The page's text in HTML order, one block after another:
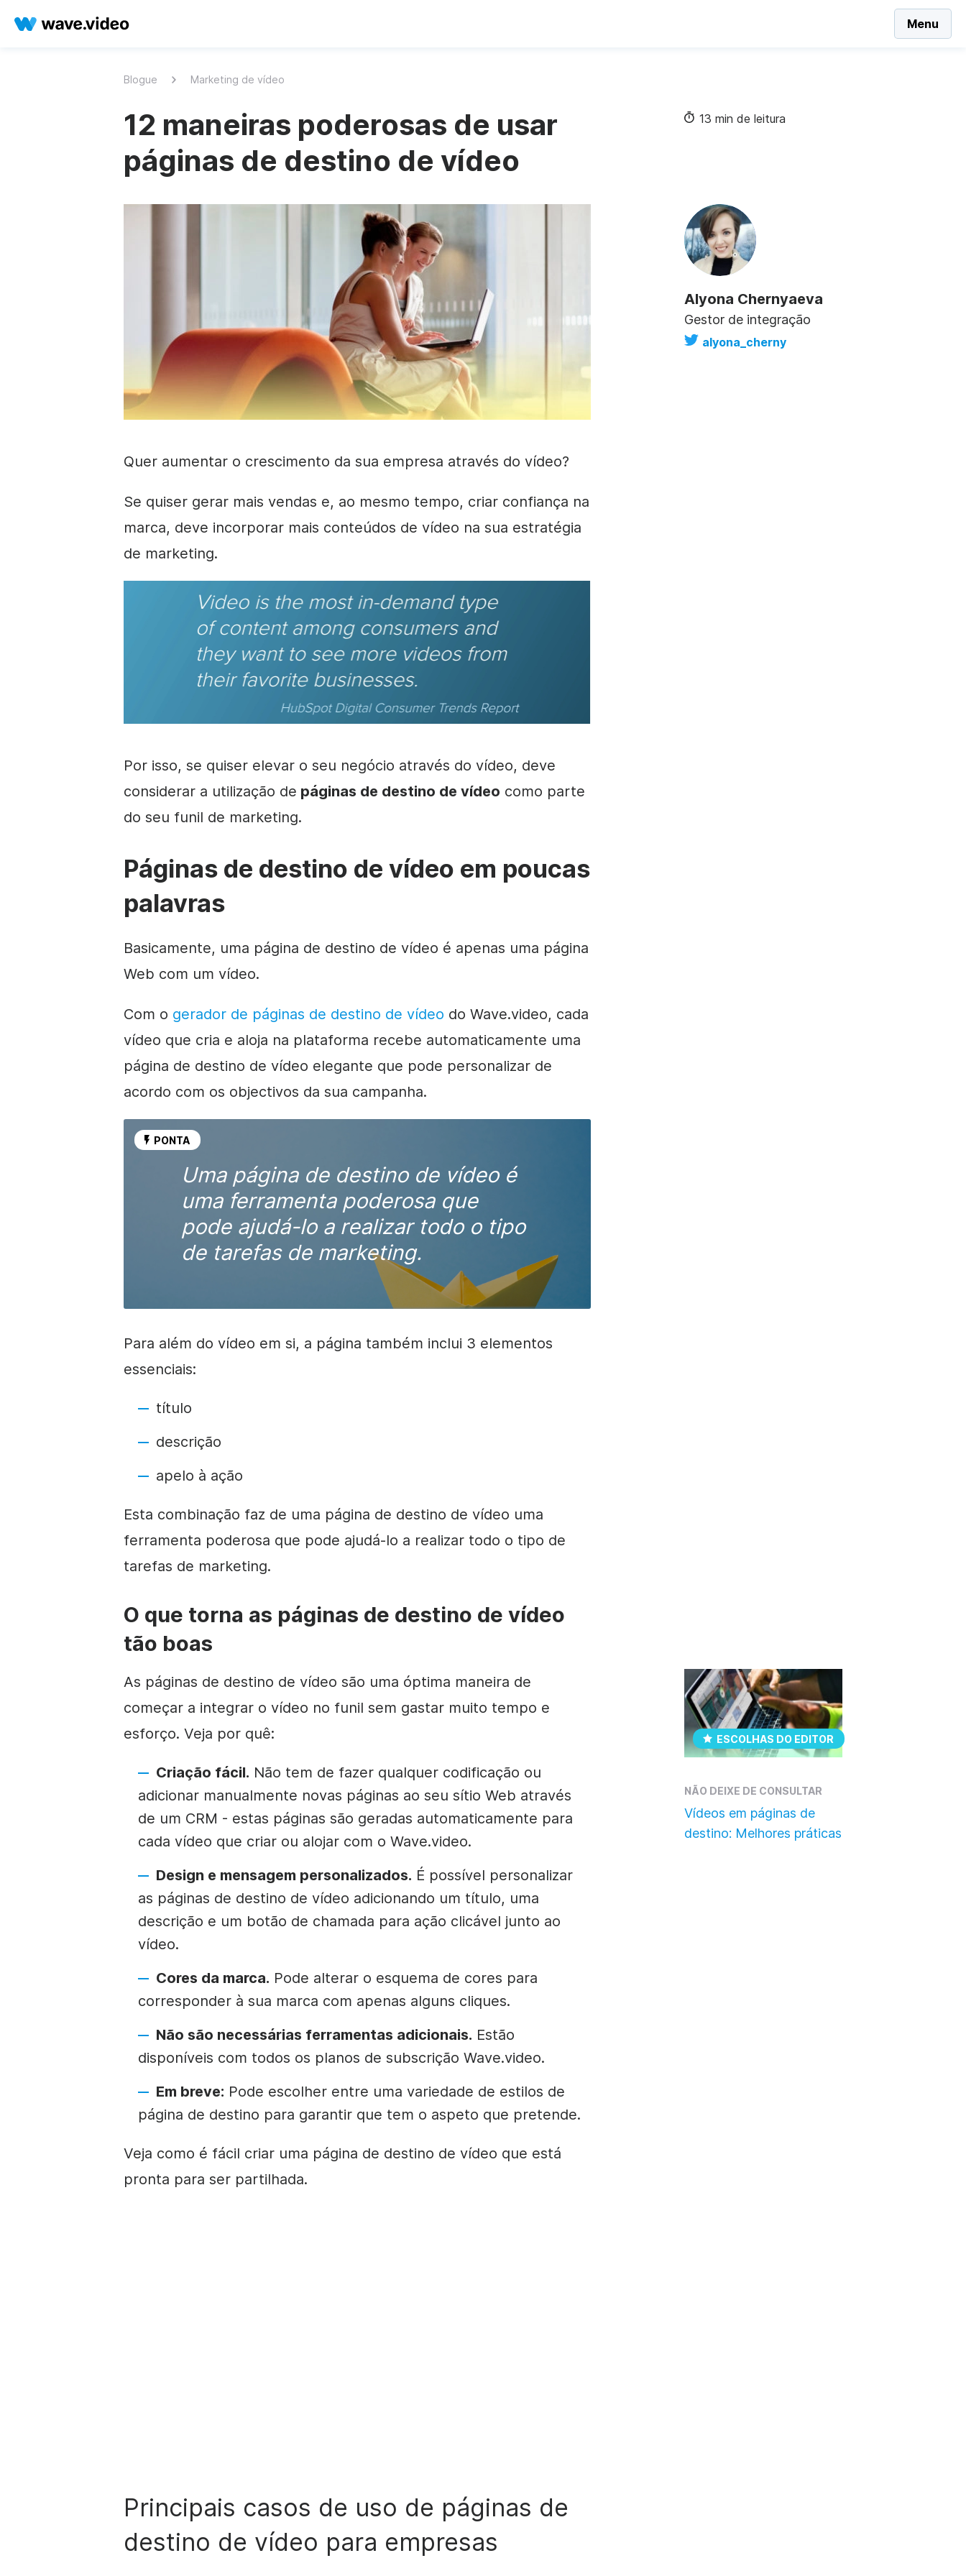
Menu
Blogue Marketing de vídeo
12 maneiras poderosas de usar
páginas de destino de vídeo
13 min de leitura
Alyona Chernyaeva
Gestor de integração
alyona_cherny
Quer aumentar o crescimento da sua empresa através do vídeo?
Se quiser gerar mais vendas e, ao mesmo tempo, criar confiança na
marca, deve incorporar mais conteúdos de vídeo na sua estratégia
de marketing.
Por isso, se quiser elevar o seu negócio através do vídeo, deve
considerar a utilização de páginas de destino de vídeo como parte
do seu funil de marketing.
Páginas de destino de vídeo em poucas
palavras
Basicamente, uma página de destino de vídeo é apenas uma página
Web com um vídeo.
Com o gerador de páginas de destino de vídeo do Wave.video, cada
vídeo que cria e aloja na plataforma recebe automaticamente uma
página de destino de vídeo elegante que pode personalizar de
acordo com os objectivos da sua campanha.
PONTA
Uma página de destino de vídeo é
uma ferramenta poderosa que
pode ajudá-lo a realizar todo o tipo
de tarefas de marketing.
Para além do vídeo em si, a página também inclui 3 elementos
essenciais:
título
descrição
apelo à ação
Esta combinação faz de uma página de destino de vídeo uma
ferramenta poderosa que pode ajudá-lo a realizar todo o tipo de
tarefas de marketing.
O que torna as páginas de destino de vídeo
tão boas
ESCOLHAS DO EDITOR
NÃO DEIXE DE CONSULTAR
Vídeos em páginas de
destino: Melhores práticas
As páginas de destino de vídeo são uma óptima maneira de
começar a integrar o vídeo no funil sem gastar muito tempo e
esforço. Veja por quê:
Criação fácil. Não tem de fazer qualquer codificação ou
adicionar manualmente novas páginas ao seu sítio Web através
de um CRM - estas páginas são geradas automaticamente para
cada vídeo que criar ou alojar com o Wave.video.
Design e mensagem personalizados. É possível personalizar
as páginas de destino de vídeo adicionando um título, uma
descrição e um botão de chamada para ação clicável junto ao
vídeo.
Cores da marca. Pode alterar o esquema de cores para
corresponder à sua marca com apenas alguns cliques.
Não são necessárias ferramentas adicionais. Estão
disponíveis com todos os planos de subscrição Wave.video.
Em breve: Pode escolher entre uma variedade de estilos de
página de destino para garantir que tem o aspeto que pretende.
Veja como é fácil criar uma página de destino de vídeo que está
pronta para ser partilhada.
Principais casos de uso de páginas de
destino de vídeo para empresas